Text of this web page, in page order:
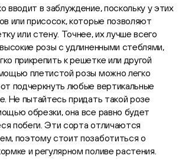
вводит в заблуждение, поскольку у этих
или присосок, которые позволяют
или стену. Точнее, их лучше всего
розы с удлиненными стеблями,
прикрепить к решетке или другой
плетистой розы можно легко
подчеркнуть любые вертикальные
Не пытайтесь придать такой розе
обрезки, она все равно будет
побеги. Эти сорта отличаются
поэтому стоит позаботиться о
и регулярном поливе растения.